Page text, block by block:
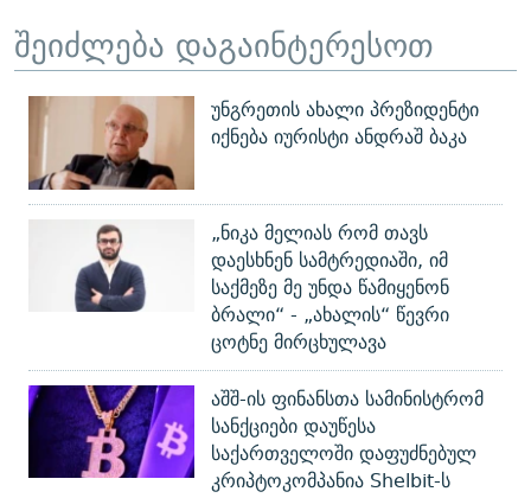
შეიძლება დაგაინტერესოთ
უნგრეთის ახალი პრეზიდენტი
იქნება იურისტი ანდრაშ ბაკა
„ნიკა მელიას რომ თავს
დაესხნენ სამტრედიაში, იმ
საქმეზე მე უნდა წამიყენონ
ბრალი“ - „ახალის“ წევრი
ცოტნე მირცხულავა
აშშ-ის ფინანსთა სამინისტრომ
სანქციები დაუწესა
საქართველოში დაფუძნებულ
კრიპტოკომპანია Shelbit-ს